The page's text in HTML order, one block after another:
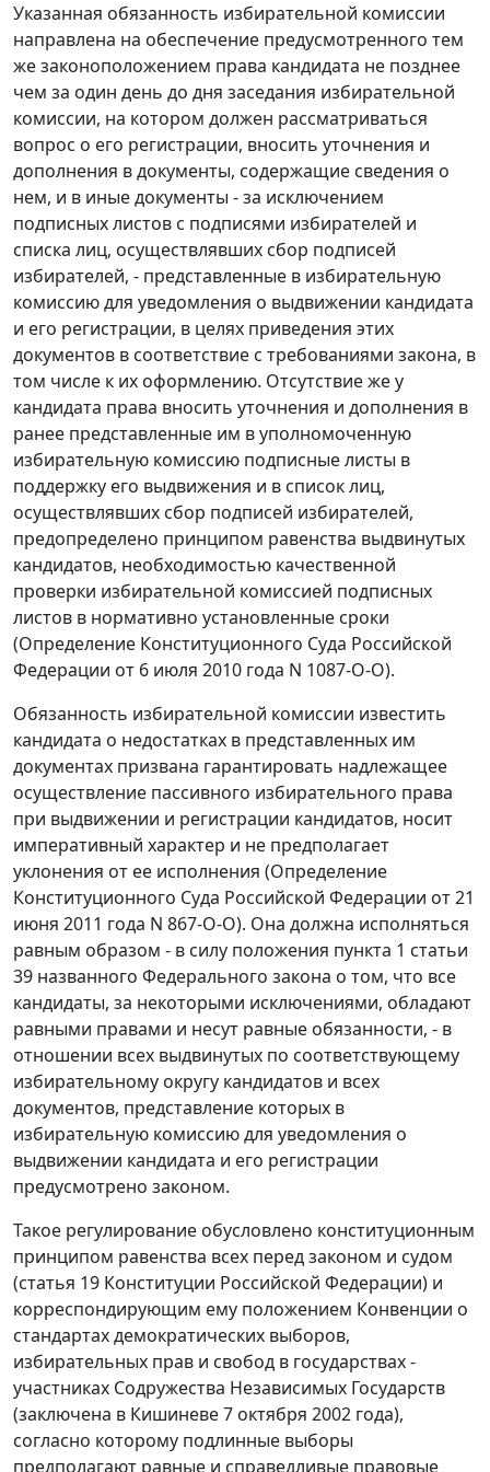
Указанная обязанность избирательной комиссии
направлена на обеспечение предусмотренного тем
же законоположением права кандидата не позднее
чем за один день до дня заседания избирательной
комиссии, на котором должен рассматриваться
вопрос о его регистрации, вносить уточнения и
дополнения в документы, содержащие сведения о
нем, и в иные документы - за исключением
подписных листов с подписями избирателей и
списка лиц, осуществлявших сбор подписей
избирателей, - представленные в избирательную
комиссию для уведомления о выдвижении кандидата
и его регистрации, в целях приведения этих
документов в соответствие с требованиями закона, в
том числе к их оформлению. Отсутствие же у
кандидата права вносить уточнения и дополнения в
ранее представленные им в уполномоченную
избирательную комиссию подписные листы в
поддержку его выдвижения и в список лиц,
осуществлявших сбор подписей избирателей,
предопределено принципом равенства выдвинутых
кандидатов, необходимостью качественной
проверки избирательной комиссией подписных
листов в нормативно установленные сроки
(Определение Конституционного Суда Российской
Федерации от 6 июля 2010 года N 1087-О-О).
Обязанность избирательной комиссии известить
кандидата о недостатках в представленных им
документах призвана гарантировать надлежащее
осуществление пассивного избирательного права
при выдвижении и регистрации кандидатов, носит
императивный характер и не предполагает
уклонения от ее исполнения (Определение
Конституционного Суда Российской Федерации от 21
июня 2011 года N 867-О-О). Она должна исполняться
равным образом - в силу положения пункта 1 статьи
39 названного Федерального закона о том, что все
кандидаты, за некоторыми исключениями, обладают
равными правами и несут равные обязанности, - в
отношении всех выдвинутых по соответствующему
избирательному округу кандидатов и всех
документов, представление которых в
избирательную комиссию для уведомления о
выдвижении кандидата и его регистрации
предусмотрено законом.
Такое регулирование обусловлено конституционным
принципом равенства всех перед законом и судом
(статья 19 Конституции Российской Федерации) и
корреспондирующим ему положением Конвенции о
стандартах демократических выборов,
избирательных прав и свобод в государствах -
участниках Содружества Независимых Государств
(заключена в Кишиневе 7 октября 2002 года),
согласно которому подлинные выборы
предполагают равные и справедливые правовые